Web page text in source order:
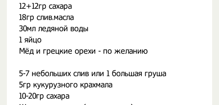
12+12гр сахара
18гр слив.масла
30мл ледяной воды
1 яйцо
Мёд и грецкие орехи - по желанию
5-7 небольших слив или 1 большая груша
5гр кукурузного крахмала
10-20гр сахара